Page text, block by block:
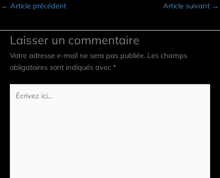
← Article précédent Article suivant →
Laisser un commentaire
Votre adresse e-mail ne sera pas publiée. Les champs
obligatoires sont indiqués avec *
ici…